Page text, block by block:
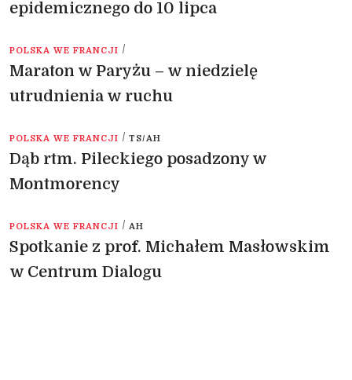
epidemicznego do 10 lipca
POLSKA WE FRANCJI /
Maraton w Paryżu – w niedzielę
utrudnienia w ruchu
POLSKA WE FRANCJI / TS/AH
Dąb rtm. Pileckiego posadzony w
Montmorency
POLSKA WE FRANCJI / AH
Spotkanie z prof. Michałem Masłowskim
w Centrum Dialogu